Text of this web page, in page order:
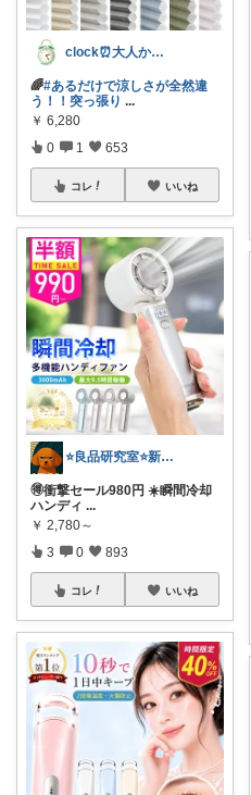
clock⏰大人かわいい
🌈#あるだけで涼しさが全然違
う！！突っ張り ...
￥ 6,280
0 1 653
コレ いいね
⭐良品研究室⭐新潟県民のオススメ🍙お米
🉐衝撃セール980円 ☀️瞬間冷却
ハンディ ...
￥ 2,780～
3 0 893
コレ いいね